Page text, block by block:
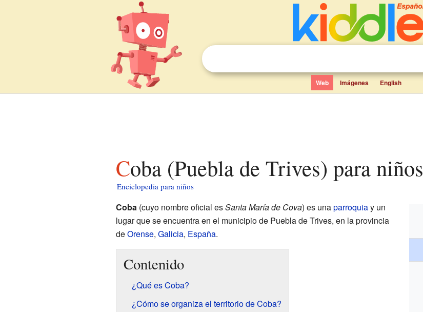
Web Imágenes English
Coba (Puebla de Trives) para niños
Enciclopedia para niños
Coba(cuyo nombre oficial esSanta María de Cova) es unaparroquiay un
lugar que se encuentra en el municipio de Puebla de Trives, en la provincia
deOrense, Galicia, España.
Contenido
¿Qué es Coba?
¿Cómo se organiza el territorio de Coba?